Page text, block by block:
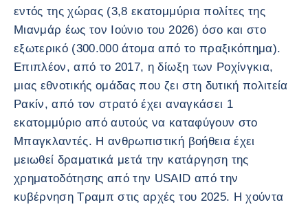
εντός της χώρας (3,8 εκατομμύρια πολίτες της
Μιανμάρ έως τον Ιούνιο του 2026) όσο και στο
εξωτερικό (300.000 άτομα από το πραξικόπημα).
Επιπλέον, από το 2017, η δίωξη των Ροχίνγκια,
μιας εθνοτικής ομάδας που ζει στη δυτική πολιτεία
Ρακίν, από τον στρατό έχει αναγκάσει 1
εκατομμύριο από αυτούς να καταφύγουν στο
Μπαγκλαντές. Η ανθρωπιστική βοήθεια έχει
μειωθεί δραματικά μετά την κατάργηση της
χρηματοδότησης από την USAID από την
κυβέρνηση Τραμπ στις αρχές του 2025. Η χούντα